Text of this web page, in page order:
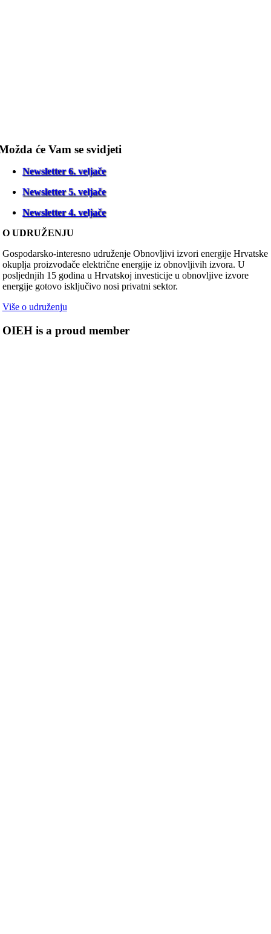
će Vam se svidjeti
Newsletter 6. veljače
Newsletter 5. veljače
Newsletter 4. veljače
O UDRUŽENJU
Gospodarsko-interesno udruženje Obnovljivi izvori energije Hrvatske
okuplja proizvođače električne energije iz obnovljivih izvora. U
posljednjih 15 godina u Hrvatskoj investicije u obnovljive izvore
energije gotovo isključivo nosi privatni sektor.
Više o udruženju
OIEH is a proud member